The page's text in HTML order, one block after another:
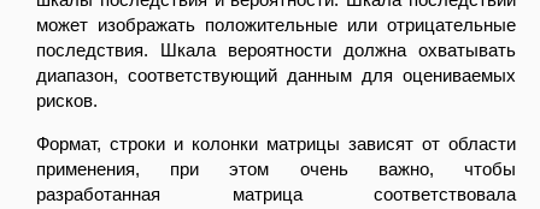
может изображать положительные или отрицательные
последствия. Шкала вероятности должна охватывать
диапазон, соответствующий данным для оцениваемых
рисков.
Формат, строки и колонки матрицы зависят от области
применения, при этом очень важно, чтобы
разработанная матрица соответствовала